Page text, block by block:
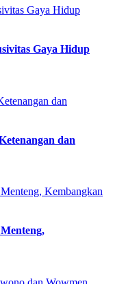
Gaya Hidup
dan